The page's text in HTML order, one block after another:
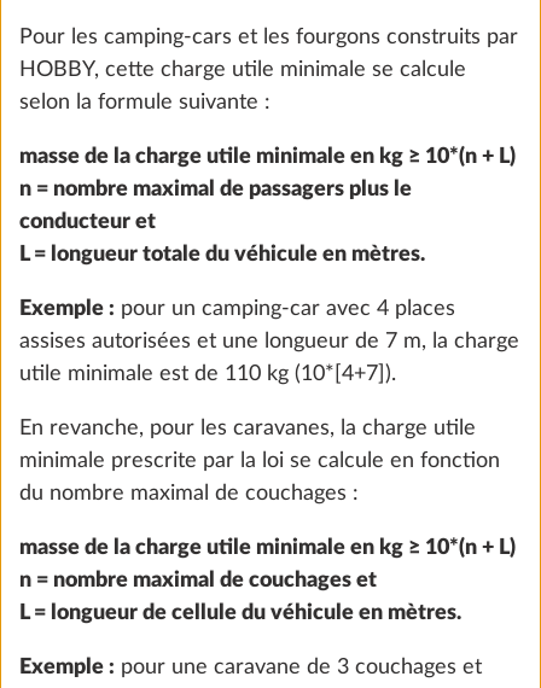
Stabilisateurs arrière Plus
Ajouter
ÉTAPE 3 SUR 8
Garnitures
Pour les camping-cars et les fourgons construits par
HOBBY, cette charge utile minimale se calcule
selon la formule suivante :
masse de la charge utile minimale en kg ≥ 10*(n + L)
n = nombre maximal de passagers plus le
conducteur et
L = longueur totale du véhicule en mètres.
Exemple : pour un camping-car avec 4 places
assises autorisées et une longueur de 7 m, la charge
utile minimale est de 110 kg (10*[4+7]).
En revanche, pour les caravanes, la charge utile
minimale prescrite par la loi se calcule en fonction
du nombre maximal de couchages :
masse de la charge utile minimale en kg ≥ 10*(n + L)
n = nombre maximal de couchages et
L = longueur de cellule du véhicule en mètres.
Exemple : pour une caravane de 3 couchages et